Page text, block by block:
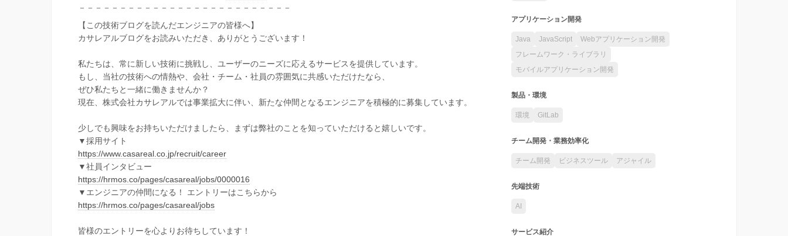
－－－－－－－－－－－－－－－－－－－－－－－－－－
【この技術ブログを読んだエンジニアの皆様へ】
カサレアルブログをお読みいただき、ありがとうございます！
私たちは、常に新しい技術に挑戦し、ユーザーのニーズに応えるサービスを提供しています。
もし、当社の技術への情熱や、会社・チーム・社員の雰囲気に共感いただけたなら、
ぜひ私たちと一緒に働きませんか？
現在、株式会社カサレアルでは事業拡大に伴い、新たな仲間となるエンジニアを積極的に募集しています。
少しでも興味をお持ちいただけましたら、まずは弊社のことを知っていただけると嬉しいです。
▼採用サイト
https://www.casareal.co.jp/recruit/career
▼社員インタビュー
https://hrmos.co/pages/casareal/jobs/0000016
▼エンジニアの仲間になる！ エントリーはこちらから
https://hrmos.co/pages/casareal/jobs
皆様のエントリーを心よりお待ちしています！
アプリケーション開発
Java JavaScript
Webアプリケーション開発
フレームワーク・ライブラリ
モバイルアプリケーション開発
製品・環境
環境 GitLab
チーム開発・業務効率化
チーム開発 ビジネスツール アジャイル
先端技術
AI
サービス紹介